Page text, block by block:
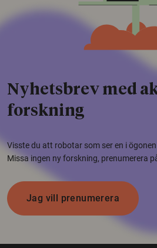
Nyhetsbrev med
forskning
Visste du att robotar som ser en i
Missa ingen ny forskning, prenumerera
Jag vill prenumerera